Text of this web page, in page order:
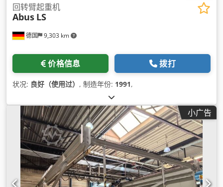
德国 9,303 km
回转臂起重机
Abus LS
价格信息 拨打
状况: 良好（使用过） , 制造年份: 1991,
小广告